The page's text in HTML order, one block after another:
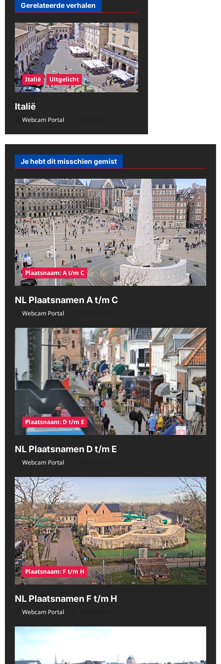
c
h
t
n
a
v
i
a
t
e
Gerelateerde verhalen
Italië Uitgelicht
Italië
Webcam Portal
Je hebt dit misschien gemist
Plaatsnaam: A t/m C
NL Plaatsnamen A t/m C
Webcam Portal
Plaatsnaam: D t/m E
NL Plaatsnamen D t/m E
Webcam Portal
Plaatsnaam: F t/m H
NL Plaatsnamen F t/m H
Webcam Portal